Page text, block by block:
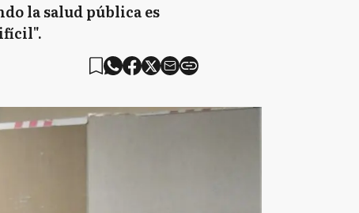
la salud pública es